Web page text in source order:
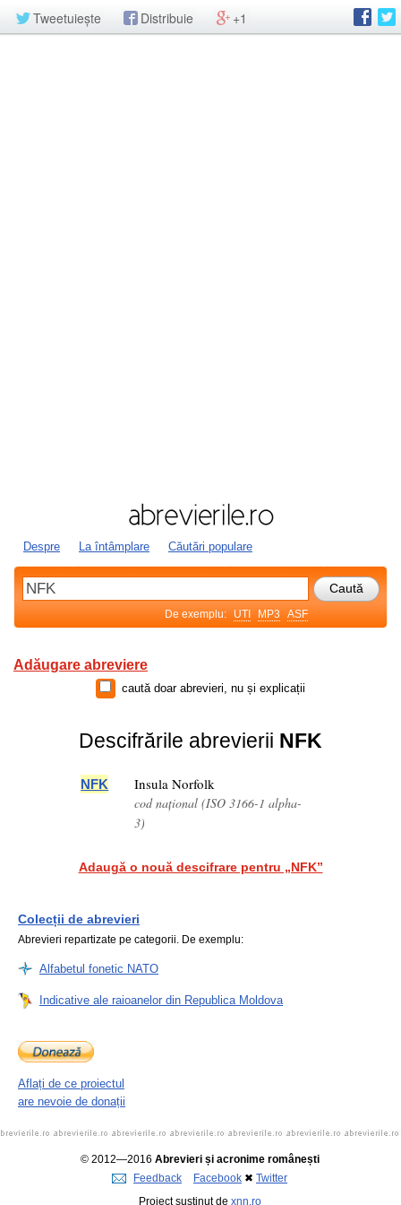
Tweetuiește Distribuie +1
Despre La întâmplare Căutări populare
De exemplu: UTI MP3 ASF
Adăugare abreviere
caută doar abrevieri, nu și explicații
Descifrările abrevierii NFK
NFK Insula Norfolk
cod național (ISO 3166-1 alpha-
3)
Adaugă o nouă descifrare pentru „NFK”
Colecții de abrevieri
Abrevieri repartizate pe categorii. De exemplu:
Alfabetul fonetic NATO
Indicative ale raioanelor din Republica Moldova
Aflați de ce proiectul
are nevoie de donații
© 2012—2016 Abrevieri și acronime românești
Feedback
Facebook ✖ Twitter
Proiect susținut de xnn.ro